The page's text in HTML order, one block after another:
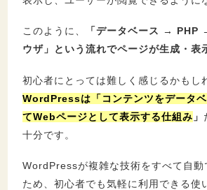
このように、
「データベース →
ウザ」という流れでページが生成・表
初心者にとっては難しく感じるかもし
WordPressは「コンテンツをデータ
てWebページとして表示する仕組み 」
十分です。
WordPressが複雑な技術をすべて自動
ため、初心者でも気軽に利用できる使